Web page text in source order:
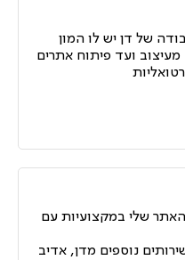
של דן יש לו המון
מעיצוב ועד פיתוח אתרים
שלי במקצועיות עם
נוספים מדן, אדיב